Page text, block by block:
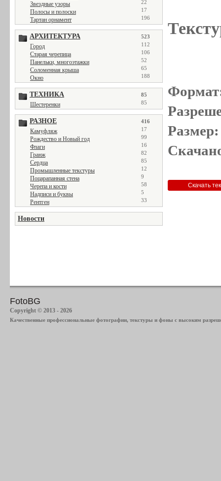
Звездные узоры 22
Полосы и полоски 17
Тартан орнамент 196
АРХИТЕКТУРА 523
Город 112
Старая черепица 106
Панельки, многоэтажки 52
Соломенная крыша 65
Окно 188
ТЕХНИКА 85
Шестеренки 85
РАЗНОЕ 416
Камуфляж 17
Рождество и Новый год 99
Флаги 16
Гранж 82
Сердца 85
Промышленные текстуры 12
Поцарапанная стена 9
Черепа и кости 58
Надписи и буквы 5
Рентген 33
Новости
FotoBG
Copyright © 2013 - 2026
Качественные профессиональные фотографии, текстуры и фоны с высоким